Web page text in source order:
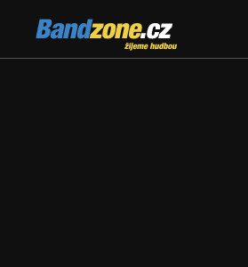
Bandzone.cz
žijeme hudbou